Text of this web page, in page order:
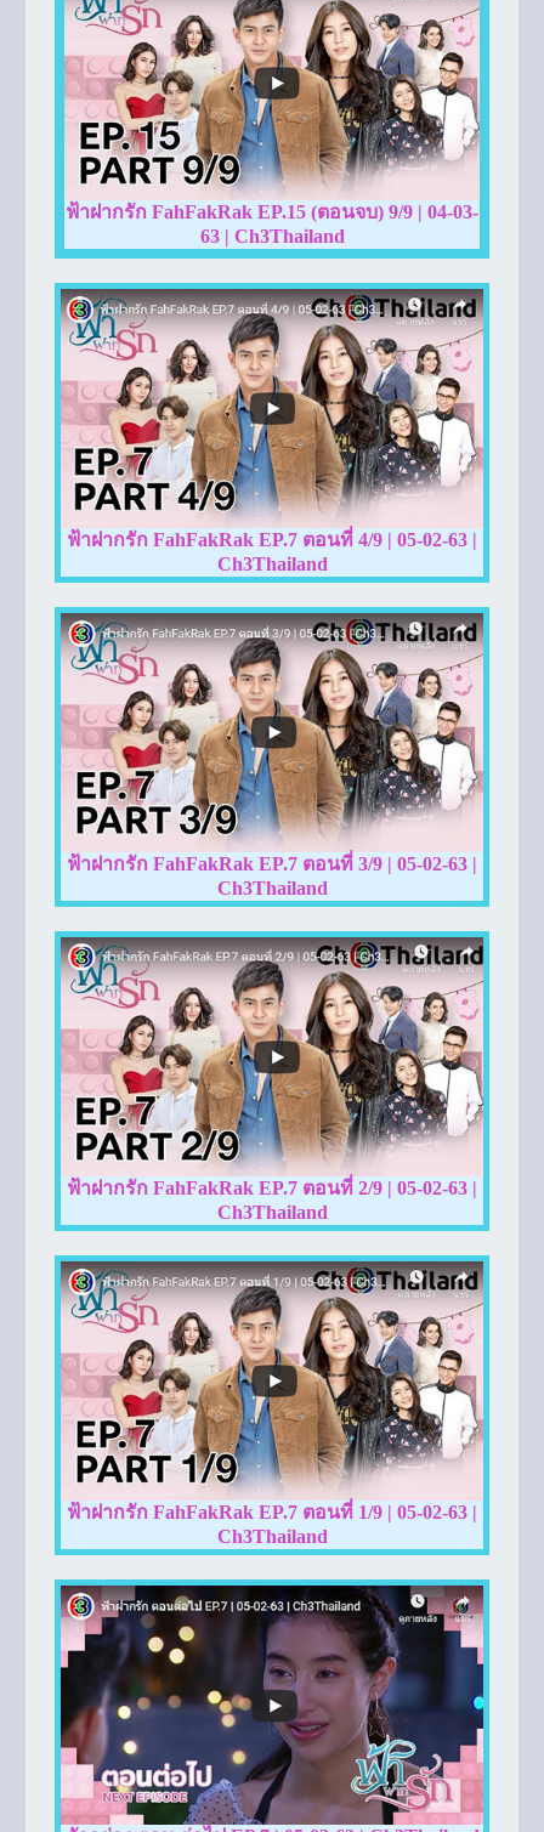
ฟ้าฝากรัก FahFakRak EP.15 (ตอนจบ) 9/9 | 04-03-
63 | Ch3Thailand
ฟ้าฝากรัก FahFakRak EP.7 ตอนที่ 4/9 | 05-02-63 |
Ch3Thailand
ฟ้าฝากรัก FahFakRak EP.7 ตอนที่ 3/9 | 05-02-63 |
Ch3Thailand
ฟ้าฝากรัก FahFakRak EP.7 ตอนที่ 2/9 | 05-02-63 |
Ch3Thailand
ฟ้าฝากรัก FahFakRak EP.7 ตอนที่ 1/9 | 05-02-63 |
Ch3Thailand